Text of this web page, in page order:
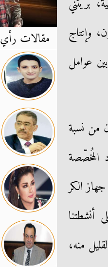
وإنتاج
عوامل
من نسبة
المُخصّصة
الكر
أنشطتنا
منه،
مقالات رأي